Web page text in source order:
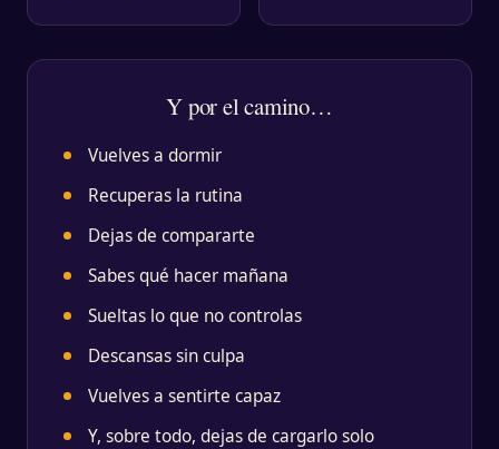
Y por el camino…
Vuelves a dormir
Recuperas la rutina
Dejas de compararte
Sabes qué hacer mañana
Sueltas lo que no controlas
Descansas sin culpa
Vuelves a sentirte capaz
Y, sobre todo, dejas de cargarlo solo